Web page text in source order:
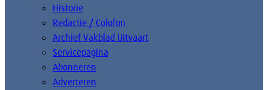
Historie
Redactie / Colofon
Archief Vakblad Uitvaart
Servicepagina
Abonneren
Adverteren